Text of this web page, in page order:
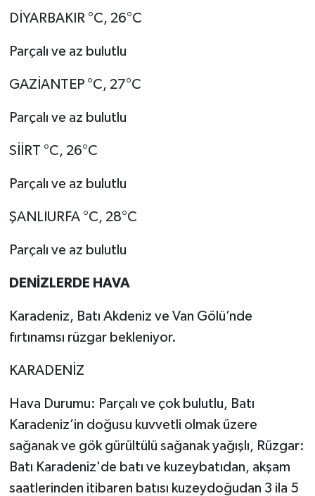
DİYARBAKIR °C, 26°C
Parçalı ve az bulutlu
GAZİANTEP °C, 27°C
Parçalı ve az bulutlu
SİİRT °C, 26°C
Parçalı ve az bulutlu
ŞANLIURFA °C, 28°C
Parçalı ve az bulutlu
DENİZLERDE HAVA
Karadeniz, Batı Akdeniz ve Van Gölü’nde
fırtınamsı rüzgar bekleniyor.
KARADENİZ
Hava Durumu: Parçalı ve çok bulutlu, Batı
Karadeniz’in doğusu kuvvetli olmak üzere
sağanak ve gök gürültülü sağanak yağışlı, Rüzgar:
Batı Karadeniz'de batı ve kuzeybatıdan, akşam
saatlerinden itibaren batısı kuzeydoğudan 3 ila 5